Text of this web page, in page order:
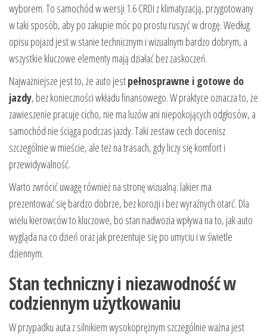
wyborem. To samochód w wersji 1.6 CRDi z klimatyzacją, przygotowany
w taki sposób, aby po zakupie móc po prostu ruszyć w drogę. Według
opisu pojazd jest w stanie technicznym i wizualnym bardzo dobrym, a
wszystkie kluczowe elementy mają działać bez zaskoczeń.
Najważniejsze jest to, że auto jestpełnosprawne i gotowe do
jazdy, bez konieczności wkładu finansowego. W praktyce oznacza to, że
zawieszenie pracuje cicho, nie ma luzów ani niepokojących odgłosów, a
samochód nie ściąga podczas jazdy. Taki zestaw cech docenisz
szczególnie w mieście, ale też na trasach, gdy liczy się komfort i
przewidywalność.
Warto zwrócić uwagę również na stronę wizualną: lakier ma
prezentować się bardzo dobrze, bez korozji i bez wyraźnych otarć. Dla
wielu kierowców to kluczowe, bo stan nadwozia wpływa na to, jak auto
wygląda na co dzień oraz jak prezentuje się po umyciu i w świetle
dziennym.
Stan techniczny i niezawodność w
codziennym użytkowaniu
W przypadku auta z silnikiem wysokoprężnym szczególnie ważna jest